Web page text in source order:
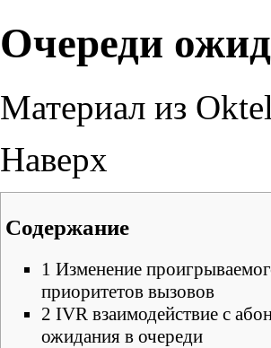
Очереди
Материал из
Наверх
Содержание
1 Изменение
приоритетов вызовов
2 IVR взаимодействие с
ожидания в очереди